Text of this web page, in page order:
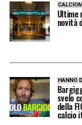
Ultime
novità
HANNO
svelo
della
calcio